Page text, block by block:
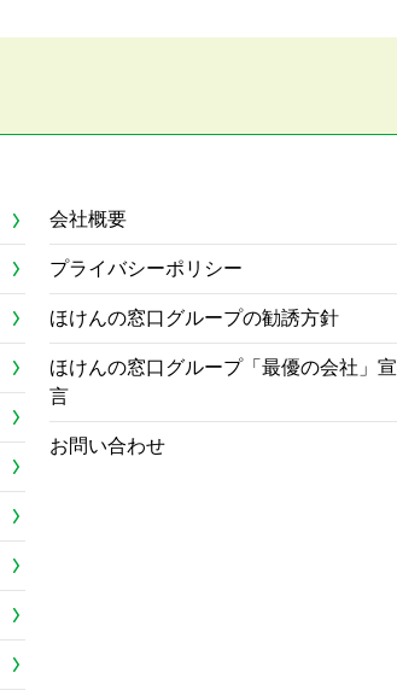
会社概要
プライバシーポリシー
ほけんの窓口グループの勧誘方針
ほけんの窓口グループ「最優の会社」宣
言
お問い合わせ